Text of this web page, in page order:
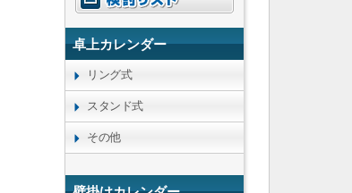
卓上カレンダー
リング式
スタンド式
その他